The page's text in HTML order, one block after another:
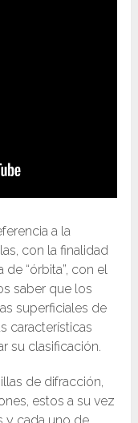
a la
con la finalidad
“órbita”, con el
saber que los
superficiales de
características
su clasificación.
de difracción,
estos a su vez